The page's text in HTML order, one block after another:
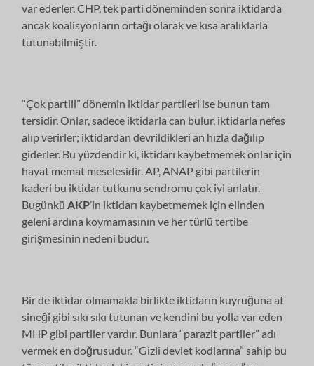
var ederler. CHP, tek parti döneminden sonra iktidarda
ancak koalisyonların ortağı olarak ve kısa aralıklarla
tutunabilmiştir.
“Çok partili” dönemin iktidar partileri ise bunun tam
tersidir. Onlar, sadece iktidarla can bulur, iktidarla nefes
alıp verirler; iktidardan devrildikleri an hızla dağılıp
giderler. Bu yüzdendir ki, iktidarı kaybetmemek onlar için
hayat memat meselesidir. AP, ANAP gibi partilerin
kaderi bu iktidar tutkunu sendromu çok iyi anlatır.
Bugünkü AKP’in iktidarı kaybetmemek için elinden
geleni ardına koymamasının ve her türlü tertibe
girişmesinin nedeni budur.
Bir de iktidar olmamakla birlikte iktidarın kuyruğuna at
sineği gibi sıkı sıkı tutunan ve kendini bu yolla var eden
MHP gibi partiler vardır. Bunlara “parazit partiler” adı
vermek en doğrusudur. “Gizli devlet kodlarına” sahip bu